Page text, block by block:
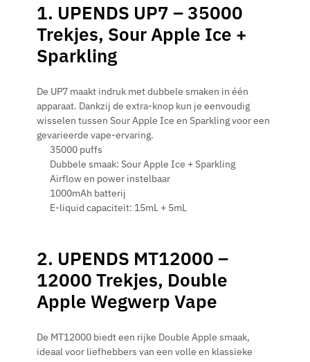
1. UPENDS UP7 – 35000
Trekjes, Sour Apple Ice +
Sparkling
De UP7 maakt indruk met dubbele smaken in één
apparaat. Dankzij de extra-knop kun je eenvoudig
wisselen tussen Sour Apple Ice en Sparkling voor een
gevarieerde vape-ervaring.
35000 puffs
Dubbele smaak: Sour Apple Ice + Sparkling
Airflow en power instelbaar
1000mAh batterij
E-liquid capaciteit: 15mL + 5mL
2. UPENDS MT12000 –
12000 Trekjes, Double
Apple Wegwerp Vape
De MT12000 biedt een rijke Double Apple smaak,
ideaal voor liefhebbers van een volle en klassieke